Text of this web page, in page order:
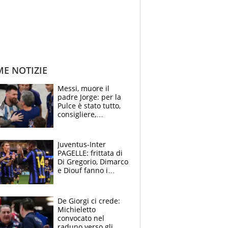
NOTIZIE
Messi, muore il
padre Jorge: per la
Pulce è stato tutto,
consigliere,
Juventus-Inter
PAGELLE: frittata di
Di Gregorio, Dimarco
e Diouf fanno i
scompare, Kolo fa
sperare
De Giorgi ci crede:
Michieletto
convocato nel